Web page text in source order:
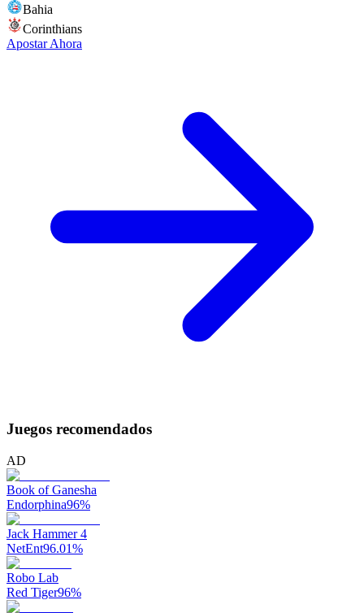
Bahia
Corinthians
Apostar Ahora
Juegos recomendados
AD
Book of Ganesha
Endorphina96%
Jack Hammer 4
NetEnt96.01%
Robo Lab
Red Tiger96%